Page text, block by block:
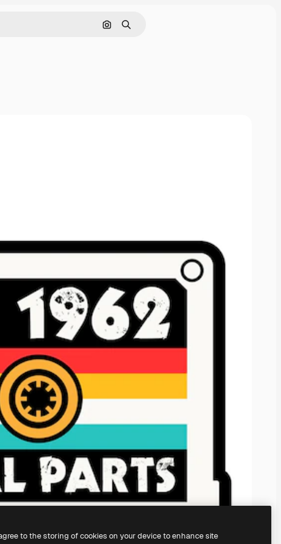
Pesquisar por imagem
Buscar
to the storing of cookies on your device to enhance site